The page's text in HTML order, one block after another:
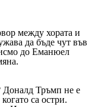
между хората и
да бъде чут във
до Еманюел
Доналд Тръмп не е
са остри.